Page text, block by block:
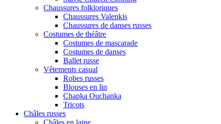
Chaussures folkloriques
Chaussures Valenkis
Chaussures de danses russes
Costumes de théâtre
Costumes de mascarade
Costumes de danses
Ballet russe
Vêtements casual
Robes russes
Blouses en lin
Chapka Ouchanka
Tricots
Châles russes
Châles en laine